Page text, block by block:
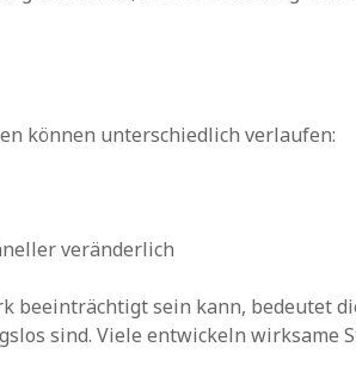
können unterschiedlich verlaufen:
veränderlich
beeinträchtigt sein kann, bedeutet
sind. Viele entwickeln wirksame